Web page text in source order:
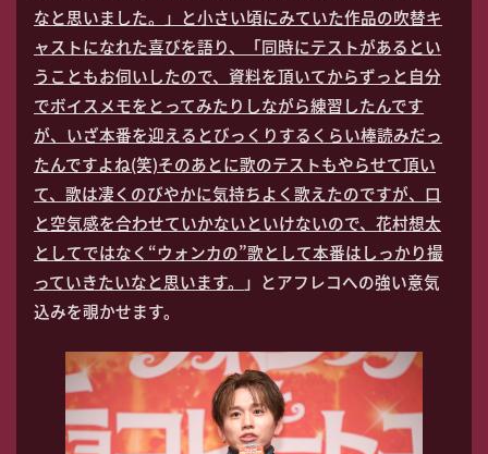
なと思いました。」と小さい頃にみていた作品の吹替キ
ャストになれた喜びを語り、「同時にテストがあるとい
うこともお伺いしたので、資料を頂いてからずっと自分
でボイスメモをとってみたりしながら練習したんです
が、いざ本番を迎えるとびっくりするくらい棒読みだっ
たんですよね(笑)そのあとに歌のテストもやらせて頂い
て、歌は凄くのびやかに気持ちよく歌えたのですが、口
と空気感を合わせていかないといけないので、花村想太
としてではなく“ウォンカの”歌として本番はしっかり撮
っていきたいなと思います。
」とアフレコへの強い意気
込みを覗かせます。